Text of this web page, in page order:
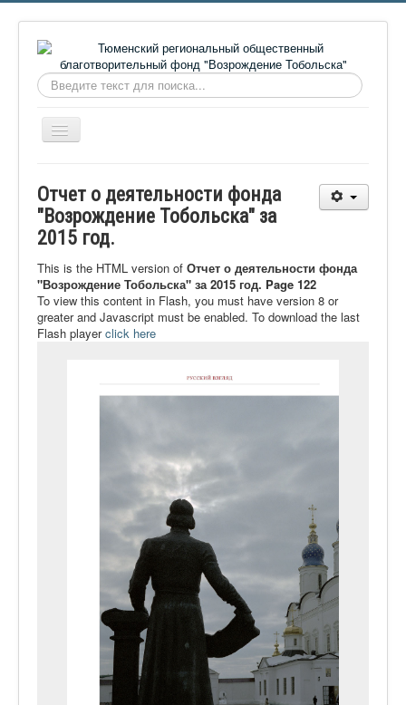
Искать...
Включить/
выключить
О фонде
Онлайн библиотека
Видеоматериалы
Контакты
Сайт проекта Достоевский
Отчет о деятельности фонда
"Возрождение Тобольска" за
2015 год.
This is the HTML version of Отчет о деятельности фонда
"Возрождение Тобольска" за 2015 год. Page 122
To view this content in Flash, you must have version 8 or
greater and Javascript must be enabled. To download the last
Flash playerclick here